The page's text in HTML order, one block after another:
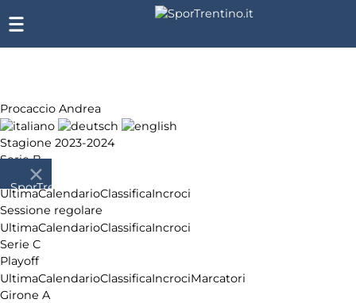
Procaccio Andrea
Stagione 2023-2024
Serie B
Playoff
UltimaCalendarioClassificaIncroci
Sessione regolare
UltimaCalendarioClassificaIncroci
Serie C
Playoff
UltimaCalendarioClassificaIncrociMarcatori
Girone A
SporTrentino.it
Chi
siamo
Affiliazione
Pubblicità